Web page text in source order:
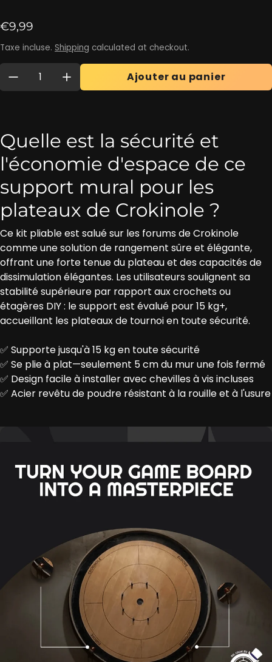
Prix ​​régulier
€9,99
Taxe incluse. Shipping calculated at checkout.
Quantité: Ajouter au panier
Quelle est la sécurité et
l'économie d'espace de ce
support mural pour les
plateaux de Crokinole ?
Ce kit pliable est salué sur les forums de Crokinole
comme une solution de rangement sûre et élégante,
offrant une forte tenue du plateau et des capacités de
dissimulation élégantes. Les utilisateurs soulignent sa
stabilité supérieure par rapport aux crochets ou
étagères DIY : le support est évalué pour 15 kg+,
accueillant les plateaux de tournoi en toute sécurité.
✅ Supporte jusqu'à 15 kg en toute sécurité
✅ Se plie à plat—seulement 5 cm du mur une fois fermé
✅ Design facile à installer avec chevilles à vis incluses
✅ Acier revêtu de poudre résistant à la rouille et à l'usure